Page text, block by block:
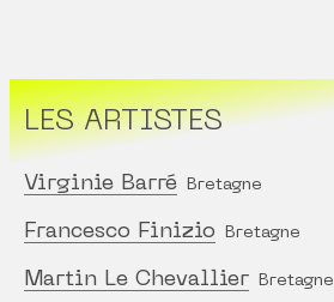
LES ARTISTES
Virginie Barré Bretagne
Francesco Finizio Bretagne
Martin Le Chevallier Bretagne